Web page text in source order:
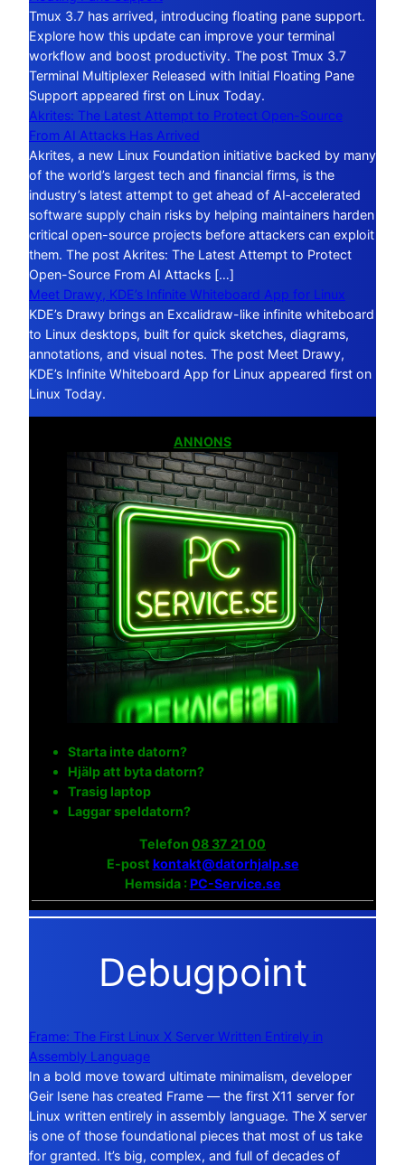
Tmux 3.7 has arrived, introducing floating pane support.
Explore how this update can improve your terminal
workflow and boost productivity. The post Tmux 3.7
Terminal Multiplexer Released with Initial Floating Pane
Support appeared first on Linux Today.
Akrites: The Latest Attempt to Protect Open-Source
From AI Attacks Has Arrived
Akrites, a new Linux Foundation initiative backed by many
of the world’s largest tech and financial firms, is the
industry’s latest attempt to get ahead of AI‑accelerated
software supply chain risks by helping maintainers harden
critical open-source projects before attackers can exploit
them. The post Akrites: The Latest Attempt to Protect
Open-Source From AI Attacks […]
Meet Drawy, KDE’s Infinite Whiteboard App for Linux
KDE’s Drawy brings an Excalidraw-like infinite whiteboard
to Linux desktops, built for quick sketches, diagrams,
annotations, and visual notes. The post Meet Drawy,
KDE’s Infinite Whiteboard App for Linux appeared first on
Linux Today.
ANNONS
Starta inte datorn?
Hjälp att byta datorn?
Trasig laptop
Laggar speldatorn?
Telefon 08 37 21 00
E-post kontakt@datorhjalp.se
Hemsida :PC-Service.se
Debugpoint
Frame: The First Linux X Server Written Entirely in
Assembly Language
In a bold move toward ultimate minimalism, developer
Geir Isene has created Frame — the first X11 server for
Linux written entirely in assembly language. The X server
is one of those foundational pieces that most of us take
for granted. It’s big, complex, and full of decades of